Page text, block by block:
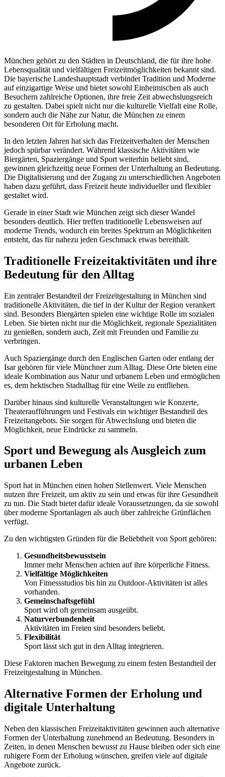
München gehört zu den Städten in Deutschland, die für ihre hohe
Lebensqualität und vielfältigen Freizeitmöglichkeiten bekannt sind.
Die bayerische Landeshauptstadt verbindet Tradition und Moderne
auf einzigartige Weise und bietet sowohl Einheimischen als auch
Besuchern zahlreiche Optionen, ihre freie Zeit abwechslungsreich
zu gestalten. Dabei spielt nicht nur die kulturelle Vielfalt eine Rolle,
sondern auch die Nähe zur Natur, die München zu einem
besonderen Ort für Erholung macht.
In den letzten Jahren hat sich das Freizeitverhalten der Menschen
jedoch spürbar verändert. Während klassische Aktivitäten wie
Biergärten, Spaziergänge und Sport weiterhin beliebt sind,
gewinnen gleichzeitig neue Formen der Unterhaltung an Bedeutung.
Die Digitalisierung und der Zugang zu unterschiedlichen Angeboten
haben dazu geführt, dass Freizeit heute individueller und flexibler
gestaltet wird.
Gerade in einer Stadt wie München zeigt sich dieser Wandel
besonders deutlich. Hier treffen traditionelle Lebensweisen auf
moderne Trends, wodurch ein breites Spektrum an Möglichkeiten
entsteht, das für nahezu jeden Geschmack etwas bereithält.
Traditionelle Freizeitaktivitäten und ihre
Bedeutung für den Alltag
Ein zentraler Bestandteil der Freizeitgestaltung in München sind
traditionelle Aktivitäten, die tief in der Kultur der Region verankert
sind. Besonders Biergärten spielen eine wichtige Rolle im sozialen
Leben. Sie bieten nicht nur die Möglichkeit, regionale Spezialitäten
zu genießen, sondern auch, Zeit mit Freunden und Familie zu
verbringen.
Auch Spaziergänge durch den Englischen Garten oder entlang der
Isar gehören für viele Münchner zum Alltag. Diese Orte bieten eine
ideale Kombination aus Natur und urbanem Leben und ermöglichen
es, dem hektischen Stadtalltag für eine Weile zu entfliehen.
Darüber hinaus sind kulturelle Veranstaltungen wie Konzerte,
Theateraufführungen und Festivals ein wichtiger Bestandteil des
Freizeitangebots. Sie sorgen für Abwechslung und bieten die
Möglichkeit, neue Eindrücke zu sammeln.
Sport und Bewegung als Ausgleich zum
urbanen Leben
Sport hat in München einen hohen Stellenwert. Viele Menschen
nutzen ihre Freizeit, um aktiv zu sein und etwas für ihre Gesundheit
zu tun. Die Stadt bietet dafür ideale Voraussetzungen, da sie sowohl
über moderne Sportanlagen als auch über zahlreiche Grünflächen
verfügt.
Zu den wichtigsten Gründen für die Beliebtheit von Sport gehören:
Gesundheitsbewusstsein
Immer mehr Menschen achten auf ihre körperliche Fitness.
Vielfältige Möglichkeiten
Von Fitnessstudios bis hin zu Outdoor-Aktivitäten ist alles
vorhanden.
Gemeinschaftsgefühl
Sport wird oft gemeinsam ausgeübt.
Naturverbundenheit
Aktivitäten im Freien sind besonders beliebt.
Flexibilität
Sport lässt sich gut in den Alltag integrieren.
Diese Faktoren machen Bewegung zu einem festen Bestandteil der
Freizeitgestaltung in München.
Alternative Formen der Erholung und
digitale Unterhaltung
Neben den klassischen Freizeitaktivitäten gewinnen auch alternative
Formen der Unterhaltung zunehmend an Bedeutung. Besonders in
Zeiten, in denen Menschen bewusst zu Hause bleiben oder sich eine
ruhigere Form der Erholung wünschen, greifen viele auf digitale
Angebote zurück.